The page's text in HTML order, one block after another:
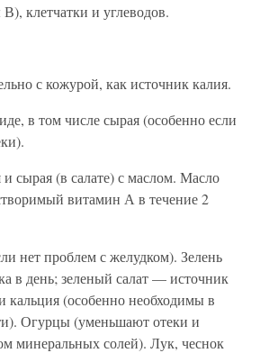
клетчатки и углеводов.
с кожурой, как источник калия.
в том числе сырая (особенно если
сырая (в салате) с маслом. Масло
витамин А в течение 2
нет проблем с желудком). Зелень
в день; зеленый салат — источник
кальция (особенно необходимы в
Огурцы (уменьшают отеки и
минеральных солей). Лук, чеснок